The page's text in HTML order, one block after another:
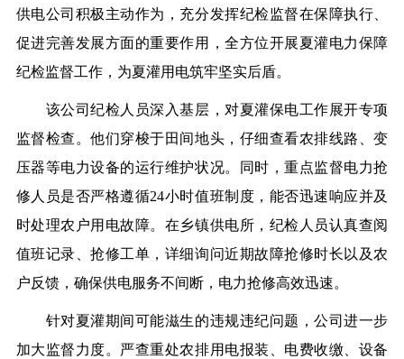
供电公司积极主动作为，充分发挥纪检监督在保障执行、
促进完善发展方面的重要作用，全方位开展夏灌电力保障
纪检监督工作，为夏灌用电筑牢坚实后盾。
该公司纪检人员深入基层，对夏灌保电工作展开专项
监督检查。他们穿梭于田间地头，仔细查看农排线路、变
压器等电力设备的运行维护状况。同时，重点监督电力抢
修人员是否严格遵循24小时值班制度，能否迅速响应并及
时处理农户用电故障。在乡镇供电所，纪检人员认真查阅
值班记录、抢修工单，详细询问近期故障抢修时长以及农
户反馈，确保供电服务不间断，电力抢修高效迅速。
针对夏灌期间可能滋生的违规违纪问题，公司进一步
加大监督力度。严查重处农排用电报装、电费收缴、设备